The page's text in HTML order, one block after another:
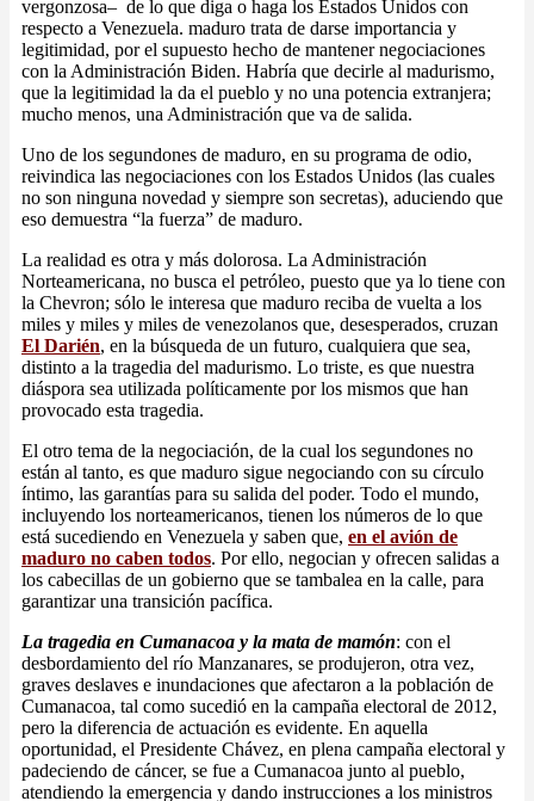
vergonzosa– de lo que diga o haga los Estados Unidos con
respecto a Venezuela. maduro trata de darse importancia y
legitimidad, por el supuesto hecho de mantener negociaciones
con la Administración Biden. Habría que decirle al madurismo,
que la legitimidad la da el pueblo y no una potencia extranjera;
mucho menos, una Administración que va de salida.
Uno de los segundones de maduro, en su programa de odio,
reivindica las negociaciones con los Estados Unidos (las cuales
no son ninguna novedad y siempre son secretas), aduciendo que
eso demuestra “la fuerza” de maduro.
La realidad es otra y más dolorosa. La Administración
Norteamericana, no busca el petróleo, puesto que ya lo tiene con
la Chevron; sólo le interesa que maduro reciba de vuelta a los
miles y miles y miles de venezolanos que, desesperados, cruzan
El Darién, en la búsqueda de un futuro, cualquiera que sea,
distinto a la tragedia del madurismo. Lo triste, es que nuestra
diáspora sea utilizada políticamente por los mismos que han
provocado esta tragedia.
El otro tema de la negociación, de la cual los segundones no
están al tanto, es que maduro sigue negociando con su círculo
íntimo, las garantías para su salida del poder. Todo el mundo,
incluyendo los norteamericanos, tienen los números de lo que
está sucediendo en Venezuela y saben que, en el avión de
maduro no caben todos. Por ello, negocian y ofrecen salidas a
los cabecillas de un gobierno que se tambalea en la calle, para
garantizar una transición pacífica.
La tragedia en Cumanacoa y la mata de mamón: con el
desbordamiento del río Manzanares, se produjeron, otra vez,
graves deslaves e inundaciones que afectaron a la población de
Cumanacoa, tal como sucedió en la campaña electoral de 2012,
pero la diferencia de actuación es evidente. En aquella
oportunidad, el Presidente Chávez, en plena campaña electoral y
padeciendo de cáncer, se fue a Cumanacoa junto al pueblo,
atendiendo la emergencia y dando instrucciones a los ministros